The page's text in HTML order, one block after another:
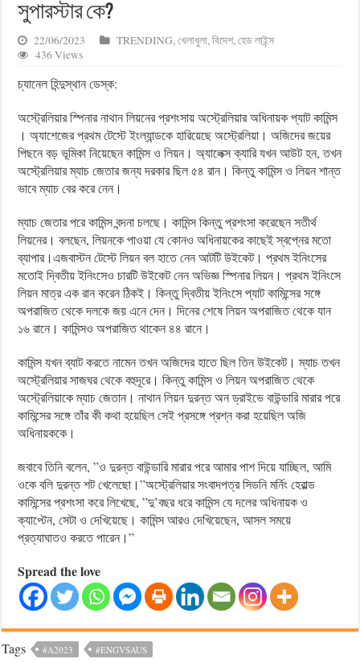
সুপারস্টার কে?
22/06/2023 TRENDING,খেলাধুলা,বিদেশ,হেড লাইন্স
436 Views
চ্যানেল হিন্দুস্থান ডেস্ক:
অস্ট্রেলিয়ার স্পিনার নাথান লিয়নের প্রশংসায় অস্ট্রেলিয়ার অধিনায়ক প্যাট কামিন্স
। অ্যাশেজের প্রথম টেস্টে ইংল্যান্ডকে হারিয়েছে অস্ট্রেলিয়া। অজিদের জয়ের
পিছনে বড় ভূমিকা নিয়েছেন কামিন্স ও লিয়ন। অ্যালেক্স ক্যারি যখন আউট হন, তখন
অস্ট্রেলিয়ার ম্যাচ জেতার জন্য দরকার ছিল ৫৪ রান। কিন্তু কামিন্স ও লিয়ন শান্ত
ভাবে ম্যাচ বের করে নেন।
ম্যাচ জেতার পরে কামিন্স বন্দনা চলছে। কামিন্স কিন্তু প্রশংসা করেছেন সতীর্থ
লিয়নের। বলছেন, লিয়নকে পাওয়া যে কোনও অধিনায়কের কাছেই স্বপ্নের মতো
ব্যাপার।এজবাস্টন টেস্টে লিয়ন বল হাতে নেন আটটি উইকেট। প্রথম ইনিংসের
মতোই দ্বিতীয় ইনিংসেও চারটি উইকেট নেন অভিজ্ঞ স্পিনার লিয়ন। প্রথম ইনিংসে
লিয়ন মাত্র এক রান করেন ঠিকই। কিন্তু দ্বিতীয় ইনিংসে প্যাট কামিন্সের সঙ্গে
অপরাজিত থেকে দলকে জয় এনে দেন। দিনের শেষে লিয়ন অপরাজিত থেকে যান
১৬ রানে। কামিন্সও অপরাজিত থাকেন ৪৪ রানে।
কামিন্স যখন ব্যাট করতে নামেন তখন অজিদের হাতে ছিল তিন উইকেট। ম্যাচ তখন
অস্ট্রেলিয়ার সাজঘর থেকে বহুদূরে। কিন্তু কামিন্স ও লিয়ন অপরাজিত থেকে
অস্ট্রেলিয়াকে ম্যাচ জেতান। নাথান লিয়ন দুরন্ত অন ড্রাইভে বাউন্ডারি মারার পরে
কামিন্সের সঙ্গে তাঁর কী কথা হয়েছিল সেই প্রসঙ্গে প্রশ্ন করা হয়েছিল অজি
অধিনায়ককে।
জবাবে তিনি বলেন, ”ও দুরন্ত বাউন্ডারি মারার পরে আমার পাশ দিয়ে যাচ্ছিল, আমি
ওকে বলি দুরন্ত শট খেলেছো।”অস্ট্রেলিয়ার সংবাদপত্র সিডনি মর্নিং হেরাল্ড
কামিন্সের প্রশংসা করে লিখেছে, ”দু’বছর ধরে কামিন্স যে দলের অধিনায়ক ও
ক্যাপ্টেন, সেটা ও দেখিয়েছে। কামিন্স আরও দেখিয়েছেন, আসল সময়ে
প্রত্যাঘাতও করতে পারেন।”
Spread the love
Tags #A2023 #ENGVSAUS